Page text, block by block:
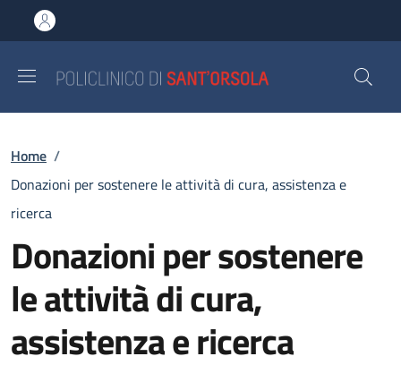
al contenuto principale
to footer content
Briciole di pane
Home /
Donazioni per sostenere le attività di cura, assistenza e
ricerca
Donazioni per sostenere
le attività di cura,
assistenza e ricerca